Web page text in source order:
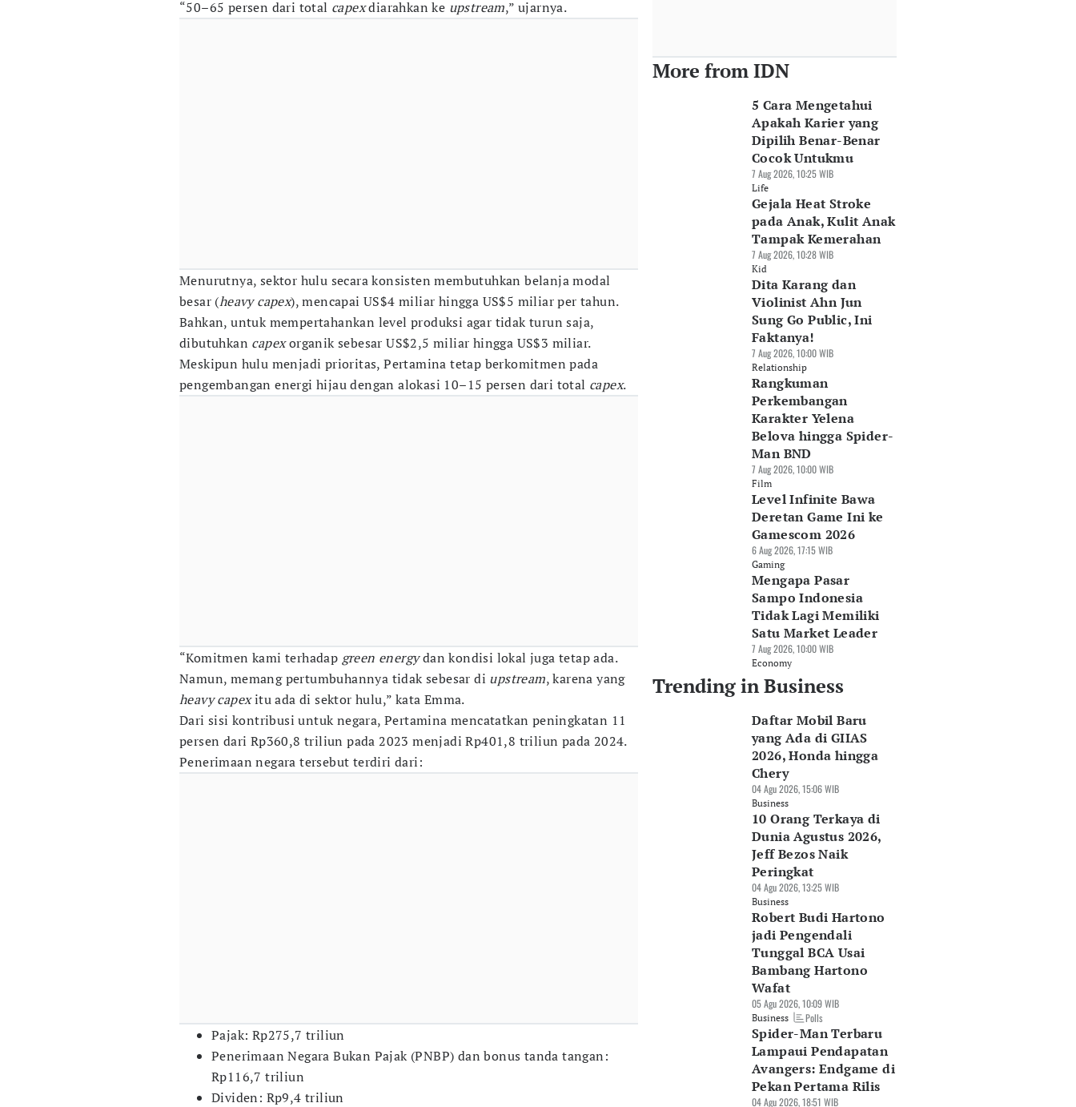
“50–65 persen dari total capexdiarahkan ke upstream,” ujarnya.
Menurutnya, sektor hulu secara konsisten membutuhkan belanja modal
besar (heavy capex), mencapai US$4 miliar hingga US$5 miliar per tahun.
Bahkan, untuk mempertahankan level produksi agar tidak turun saja,
dibutuhkan capexorganik sebesar US$2,5 miliar hingga US$3 miliar.
Meskipun hulu menjadi prioritas, Pertamina tetap berkomitmen pada
pengembangan energi hijau dengan alokasi 10–15 persen dari total capex.
“Komitmen kami terhadap green energydan kondisi lokal juga tetap ada.
Namun, memang pertumbuhannya tidak sebesar di upstream, karena yang
heavy capexitu ada di sektor hulu,” kata Emma.
Dari sisi kontribusi untuk negara, Pertamina mencatatkan peningkatan 11
persen dari Rp360,8 triliun pada 2023 menjadi Rp401,8 triliun pada 2024.
Penerimaan negara tersebut terdiri dari:
Pajak: Rp275,7 triliun
Penerimaan Negara Bukan Pajak (PNBP) dan bonus tanda tangan:
Rp116,7 triliun
Dividen: Rp9,4 triliun
More from IDN
5 Cara Mengetahui
Apakah Karier yang
Dipilih Benar-Benar
Cocok Untukmu
7 Aug 2026, 10:25 WIB
Life
Gejala Heat Stroke
pada Anak, Kulit Anak
Tampak Kemerahan
7 Aug 2026, 10:28 WIB
Kid
Dita Karang dan
Violinist Ahn Jun
Sung Go Public, Ini
Faktanya!
7 Aug 2026, 10:00 WIB
Relationship
Rangkuman
Perkembangan
Karakter Yelena
Belova hingga Spider-
Man BND
7 Aug 2026, 10:00 WIB
Film
Level Infinite Bawa
Deretan Game Ini ke
Gamescom 2026
6 Aug 2026, 17:15 WIB
Gaming
Mengapa Pasar
Sampo Indonesia
Tidak Lagi Memiliki
Satu Market Leader
7 Aug 2026, 10:00 WIB
Economy
Trending in Business
Daftar Mobil Baru
yang Ada di GIIAS
2026, Honda hingga
Chery
04 Agu 2026, 15:06 WIB
Business
10 Orang Terkaya di
Dunia Agustus 2026,
Jeff Bezos Naik
Peringkat
04 Agu 2026, 13:25 WIB
Business
Robert Budi Hartono
jadi Pengendali
Tunggal BCA Usai
Bambang Hartono
Wafat
05 Agu 2026, 10:09 WIB
Business Polls
Spider-Man Terbaru
Lampaui Pendapatan
Avangers: Endgame di
Pekan Pertama Rilis
04 Agu 2026, 18:51 WIB